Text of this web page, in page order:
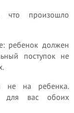
что произошло
ребенок должен
поступок не
не на ребенка.
для вас обоих